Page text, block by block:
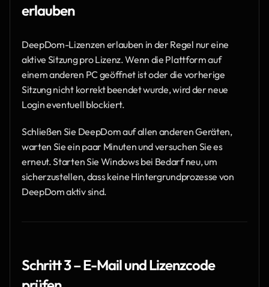
erlauben
DeepDom-Lizenzen erlauben in der Regel nur eine
aktive Sitzung pro Lizenz. Wenn die Plattform auf
einem anderen PC geöffnet ist oder die vorherige
Sitzung nicht korrekt beendet wurde, wird der neue
Login eventuell blockiert.
Schließen Sie DeepDom auf allen anderen Geräten,
warten Sie ein paar Minuten und versuchen Sie es
erneut. Starten Sie Windows bei Bedarf neu, um
sicherzustellen, dass keine Hintergrundprozesse von
DeepDom aktiv sind.
Schritt 3 – E-Mail und Lizenzcode